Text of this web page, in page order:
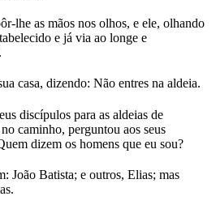
lhe as mãos nos olhos, e ele, olhando
e já via ao longe e
casa, dizendo: Não entres na aldeia.
discípulos para as aldeias de
caminho, perguntou aos seus
dizem os homens que eu sou?
João Batista; e outros, Elias; mas